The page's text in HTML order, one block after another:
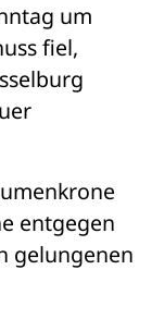
um
fiel,
entgegen
gelungenen